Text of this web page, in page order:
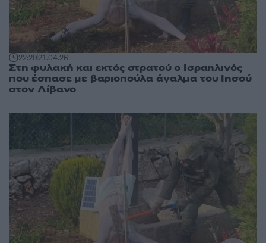
22:2921.04.26
Στη φυλακή και εκτός στρατού ο Ισραηλινός
που έσπασε με βαριοπούλα άγαλμα του Ιησού
στον Λίβανο